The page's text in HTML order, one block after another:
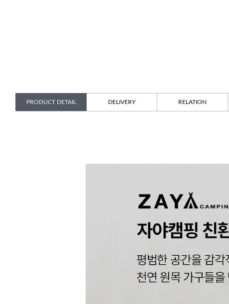
PRODUCT DETAIL DELIVERY RELATION